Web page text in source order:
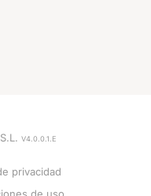
V4.0.0.1.E
privacidad
de uso